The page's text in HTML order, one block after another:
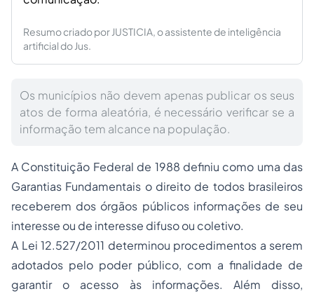
Resumo criado por JUSTICIA, o assistente de inteligência
artificial do Jus.
Os municípios não devem apenas publicar os seus
atos de forma aleatória, é necessário verificar se a
informação tem alcance na população.
A Constituição Federal de 1988 definiu como uma das
Garantias Fundamentais o direito de todos brasileiros
receberem dos órgãos públicos informações de seu
interesse ou de interesse difuso ou coletivo.
A Lei 12.527/2011 determinou procedimentos a serem
adotados pelo poder público, com a finalidade de
garantir o acesso às informações. Além disso,